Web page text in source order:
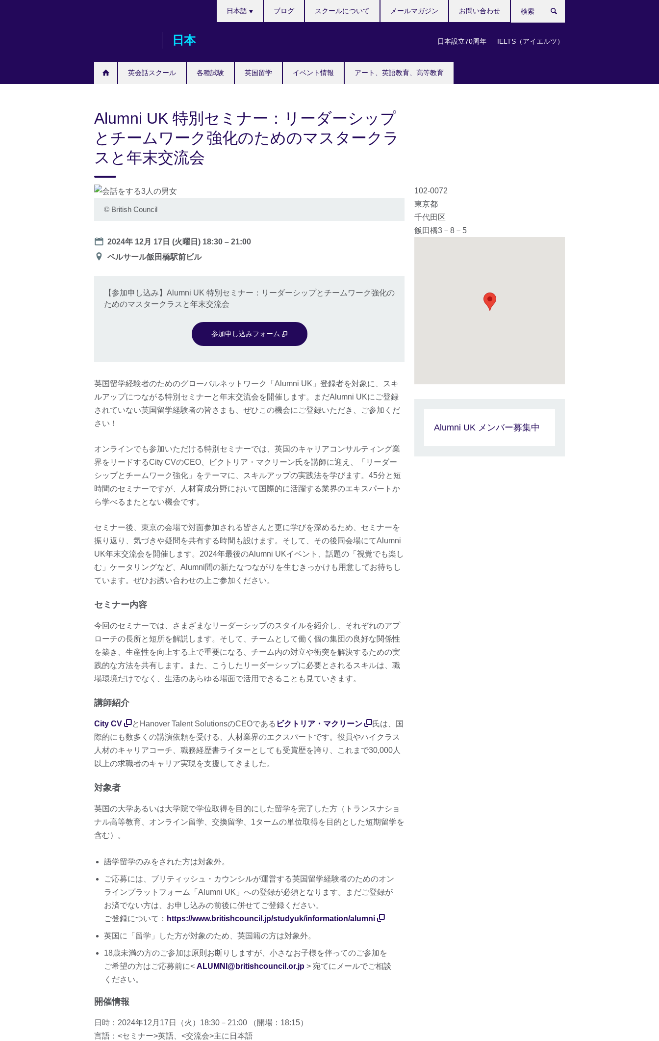
日本
英会話スクール 各種試験 英国留学 イベント情報 アート、英語教育、高等教育
Languages
日本語
日本設立70周年 IELTS（アイエルツ）
ブログ スクールについて メールマガジン お問い合わせ
索
Alumni UK 特別セミナー：リーダーシップ
とチームワーク強化のためのマスタークラ
スと年末交流会
© British Council
Date
2024年 12月 17日 (火曜日) 18:30 –21:00
会
ベルサール飯田橋駅前ビル
【参加申し込み】Alumni UK 特別セミナー：リーダーシップとチームワーク強化の
ためのマスタークラスと年末交流会
参加申し込みフォーム
英国留学経験者のためのグローバルネットワーク「Alumni UK」登録者を対象に、スキ
ルアップにつながる特別セミナーと年末交流会を開催します。まだAlumni UKにご登録
されていない英国留学経験者の皆さまも、ぜひこの機会にご登録いただき、ご参加くだ
さい！
オンラインでも参加いただける特別セミナーでは、英国のキャリアコンサルティング業
界をリードするCity CVのCEO、ビクトリア・マクリーン氏を講師に迎え、「リーダー
シップとチームワーク強化」をテーマに、スキルアップの実践法を学びます。45分と短
時間のセミナーですが、人材育成分野において国際的に活躍する業界のエキスパートか
ら学べるまたとない機会です。
セミナー後、東京の会場で対面参加される皆さんと更に学びを深めるため、セミナーを
振り返り、気づきや疑問を共有する時間も設けます。そして、その後同会場にてAlumni
UK年末交流会を開催します。2024年最後のAlumni UKイベント、話題の「視覚でも楽し
む」ケータリングなど、Alumni間の新たなつながりを生むきっかけも用意してお待ちし
ています。ぜひお誘い合わせの上ご参加ください。
セミナー内容
今回のセミナーでは、さまざまなリーダーシップのスタイルを紹介し、それぞれのアプ
ローチの長所と短所を解説します。そして、チームとして働く個の集団の良好な関係性
を築き、生産性を向上する上で重要になる、チーム内の対立や衝突を解決するための実
践的な方法を共有します。また、こうしたリーダーシップに必要とされるスキルは、職
場環境だけでなく、生活のあらゆる場面で活用できることも見ていきます。
講師紹介
City CV とHanover Talent SolutionsのCEOである ビクトリア・マクリーン
氏は、国
際的にも数多くの講演依頼を受ける、人材業界のエクスパートです。役員やハイクラス
人材のキャリアコーチ、職務経歴書ライターとしても受賞歴を誇り、これまで30,000人
以上の求職者のキャリア実現を支援してきました。
対象者
英国の大学あるいは大学院で学位取得を目的にした留学を完了した方（トランスナショ
ナル高等教育、オンライン留学、交換留学、1タームの単位取得を目的とした短期留学を
含む）。
語学留学のみをされた方は対象外。
ご応募には、ブリティッシュ・カウンシルが運営する英国留学経験者のためのオン
ラインプラットフォーム「Alumni UK」への登録が必須となります。まだご登録が
お済でない方は、お申し込みの前後に併せてご登録ください。
ご登録について： https://www.britishcouncil.jp/studyuk/information/alumni
英国に「留学」した方が対象のため、英国籍の方は対象外。
18歳未満の方のご参加は原則お断りしますが、小さなお子様を伴ってのご参加を
ご希望の方はご応募前に< ALUMNI@britishcouncil.or.jp > 宛てにメールでご相談
ください。
開催情報
日時：2024年12月17日（火）18:30－21:00 （開場：18:15）
言語：<セミナー>英語、<交流会>主に日本語
102-0072
東京都
千代田区
飯田橋3－8－5
Alumni UK メンバー募集中